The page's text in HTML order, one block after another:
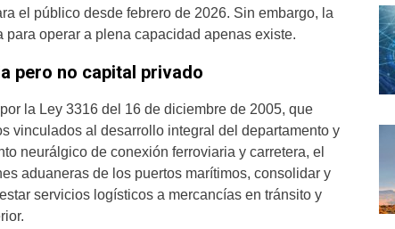
el público desde febrero de 2026. Sin embargo, la
operar a plena capacidad apenas existe.
pero no capital privado
la Ley 3316 del 16 de diciembre de 2005, que
vinculados al desarrollo integral del departamento y
neurálgico de conexión ferroviaria y carretera, el
aduaneras de los puertos marítimos, consolidar y
servicios logísticos a mercancías en tránsito y